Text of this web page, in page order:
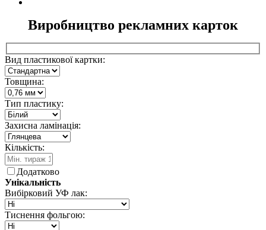
Виробництво рекламних карток
Вид пластикової картки:
Товщина:
Тип пластику:
Захисна ламінація:
Кількість:
Додатково
Унікальність
Вибірковий УФ лак:
Тиснення фольгою: